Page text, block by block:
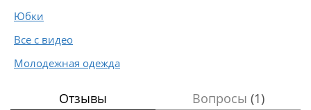
Юбки
Все с видео
Молодежная одежда
Отзывы Вопросы (1)